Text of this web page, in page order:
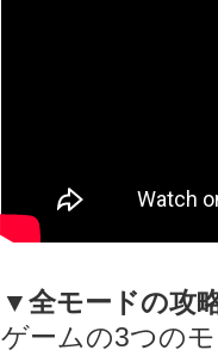
▼全モードの攻
ゲームの3つの